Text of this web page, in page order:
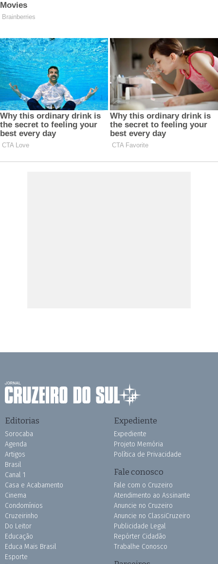
Editorias
Sorocaba
Agenda
Artigos
Brasil
Canal 1
Casa e Acabamento
Cinema
Condomínios
Cruzeirinho
Do Leitor
Educação
Educa Mais Brasil
Esporte
Expediente
Expediente
Projeto Memória
Política de Privacidade
Fale conosco
Fale com o Cruzeiro
Atendimento ao Assinante
Anuncie no Cruzeiro
Anuncie no ClassiCruzeiro
Publicidade Legal
Repórter Cidadão
Trabalhe Conosco